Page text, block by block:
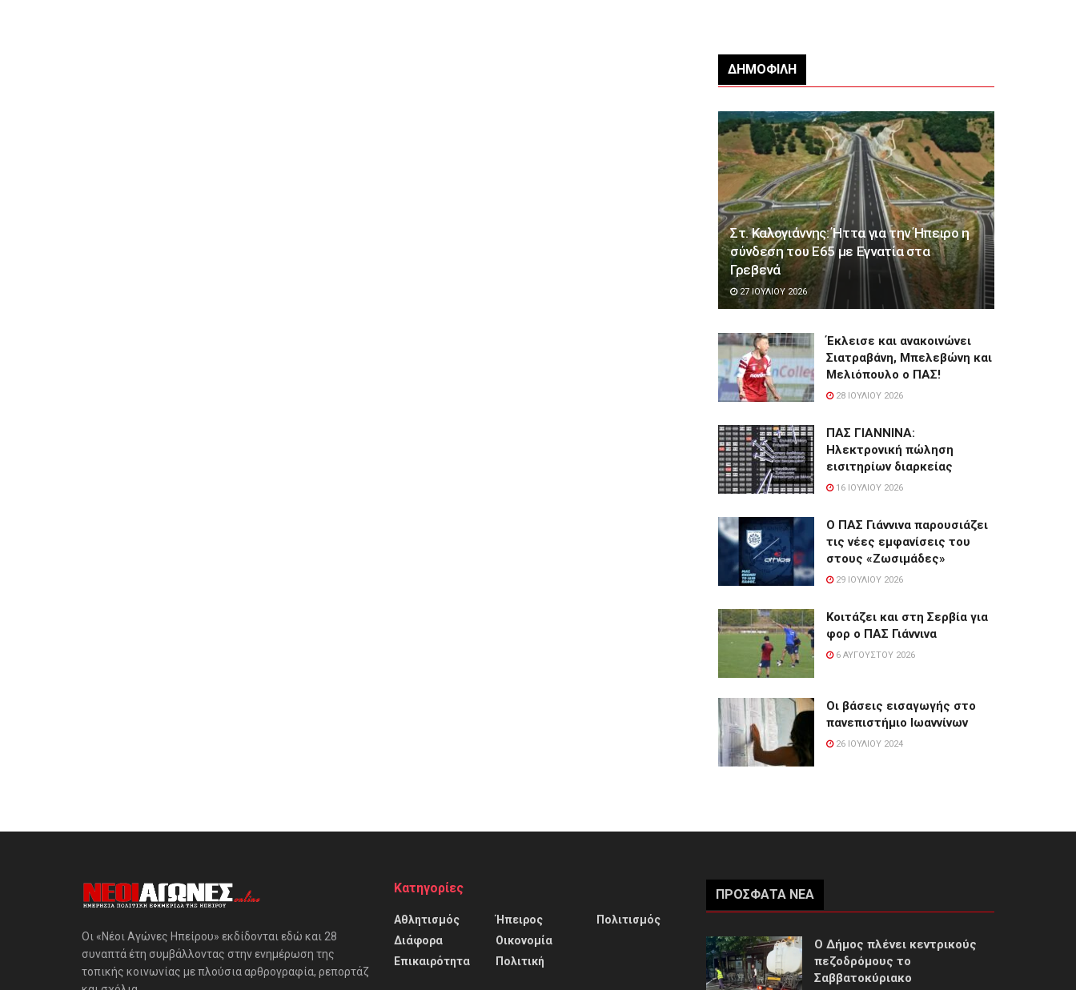
ΔΗΜΟΦΙΛΉ
Στ. Καλογιάννης: Ήττα για την Ήπειρο η
σύνδεση του Ε65 με Εγνατία στα
Γρεβενά
27 ΙΟΥΛΊΟΥ 2026
Έκλεισε και ανακοινώνει
Σιατραβάνη, Μπελεβώνη και
Μελιόπουλο ο ΠΑΣ!
28 ΙΟΥΛΊΟΥ 2026
ΠΑΣ ΓΙΑΝΝΙΝΑ:
Hλεκτρονική πώληση
εισιτηρίων διαρκείας
16 ΙΟΥΛΊΟΥ 2026
Ο ΠΑΣ Γιάννινα παρουσιάζει
τις νέες εμφανίσεις του
στους «Ζωσιμάδες»
29 ΙΟΥΛΊΟΥ 2026
Κοιτάζει και στη Σερβία για
φορ ο ΠΑΣ Γιάννινα
6 ΑΥΓΟΎΣΤΟΥ 2026
Οι βάσεις εισαγωγής στο
πανεπιστήμιο Ιωαννίνων
26 ΙΟΥΛΊΟΥ 2024
Οι «Νέοι Αγώνες Ηπείρου» εκδίδονται εδώ και 28
συναπτά έτη συμβάλλοντας στην ενημέρωση της
τοπικής κοινωνίας με πλούσια αρθρογραφία, ρεπορτάζ
Κατηγορίες
Αθλητισμός
Διάφορα
Επικαιρότητα
Ήπειρος
Οικονομία
Πολιτική
Πολιτισμός
ΠΡΌΣΦΑΤΑ ΝΈΑ
Ο Δήμος πλένει κεντρικούς
πεζοδρόμους το
Σαββατοκύριακο